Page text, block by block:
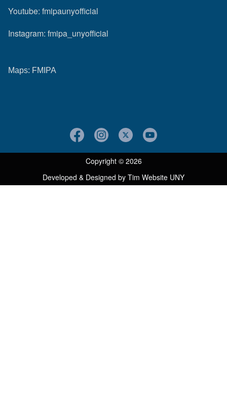
Youtube: fmipaunyofficial
Instagram: fmipa_unyofficial
Maps: FMIPA
Copyright © 2026
Developed & Designed by Tim Website UNY